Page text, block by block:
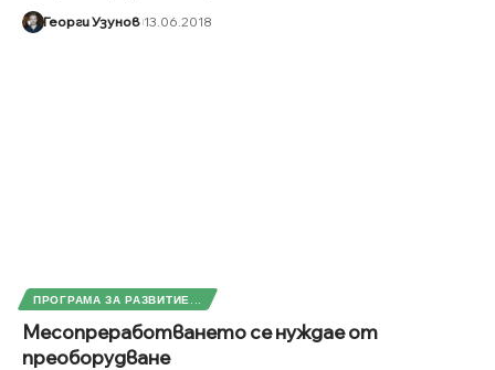
Георги Узунов 13.06.2018
ПРОГРАМА ЗА РАЗВИТИЕ...
Месопреработването се нуждае от
преоборудване